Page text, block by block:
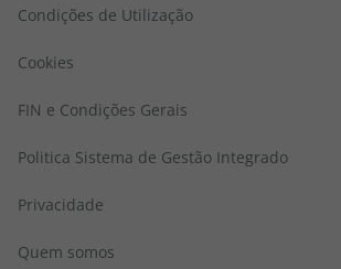
Condições de Utilização
Cookies
FIN e Condições Gerais
Politica Sistema de Gestão Integrado
Privacidade
Quem somos